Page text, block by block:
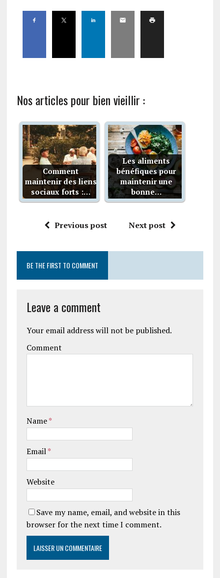
Nos articles pour bien vieillir :
Comment
maintenir des liens
sociaux forts :…
Les aliments
bénéfiques pour
maintenir une
bonne…
Previous post Next post
BE THE FIRST TO COMMENT
Leave a comment
Your email address will not be published.
Comment
Name*
Email*
Website
Save my name, email, and website in this
browser for the next time I comment.